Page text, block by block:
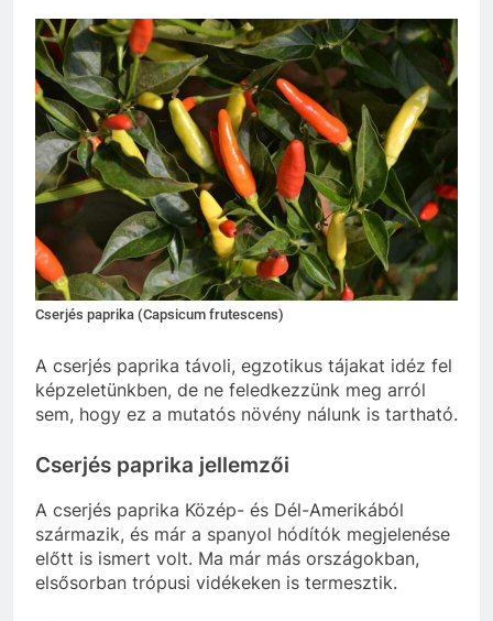
Cserjés paprika (Capsicum frutescens)
A cserjés paprika távoli, egzotikus tájakat idéz fel
képzeletünkben, de ne feledkezzünk meg arról
sem, hogy ez a mutatós növény nálunk is tartható.
Cserjés paprika jellemzői
A cserjés paprika Közép- és Dél-Amerikából
származik, és már a spanyol hódítók megjelenése
előtt is ismert volt. Ma már más országokban,
elsősorban trópusi vidékeken is termesztik.